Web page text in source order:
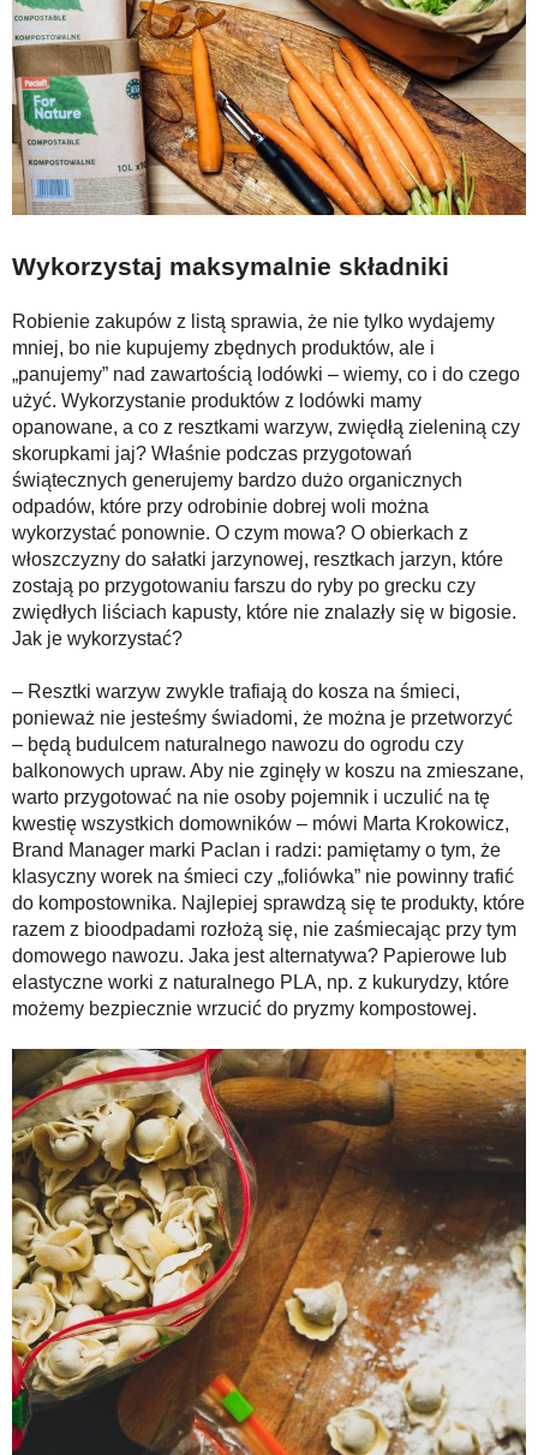
Wykorzystaj maksymalnie składniki
Robienie zakupów z listą sprawia, że nie tylko wydajemy
mniej, bo nie kupujemy zbędnych produktów, ale i
„panujemy” nad zawartością lodówki – wiemy, co i do czego
użyć. Wykorzystanie produktów z lodówki mamy
opanowane, a co z resztkami warzyw, zwiędłą zieleniną czy
skorupkami jaj? Właśnie podczas przygotowań
świątecznych generujemy bardzo dużo organicznych
odpadów, które przy odrobinie dobrej woli można
wykorzystać ponownie. O czym mowa? O obierkach z
włoszczyzny do sałatki jarzynowej, resztkach jarzyn, które
zostają po przygotowaniu farszu do ryby po grecku czy
zwiędłych liściach kapusty, które nie znalazły się w bigosie.
Jak je wykorzystać?
– Resztki warzyw zwykle trafiają do kosza na śmieci,
ponieważ nie jesteśmy świadomi, że można je przetworzyć
– będą budulcem naturalnego nawozu do ogrodu czy
balkonowych upraw. Aby nie zginęły w koszu na zmieszane,
warto przygotować na nie osoby pojemnik i uczulić na tę
kwestię wszystkich domowników – mówi Marta Krokowicz,
Brand Manager marki Paclan i radzi: pamiętamy o tym, że
klasyczny worek na śmieci czy „foliówka” nie powinny trafić
do kompostownika. Najlepiej sprawdzą się te produkty, które
razem z bioodpadami rozłożą się, nie zaśmiecając przy tym
domowego nawozu. Jaka jest alternatywa? Papierowe lub
elastyczne worki z naturalnego PLA, np. z kukurydzy, które
możemy bezpiecznie wrzucić do pryzmy kompostowej.